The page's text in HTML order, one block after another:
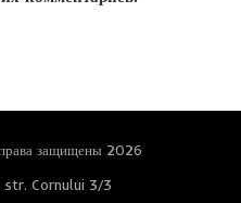
защищены 2026
str. Cornului 3/3